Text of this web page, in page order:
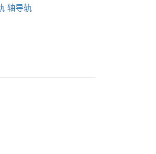
轴导轨